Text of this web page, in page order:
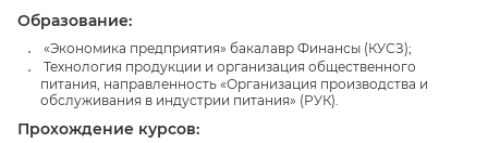
Образование:
«Экономика предприятия» бакалавр Финансы (КУСЗ);
Технология продукции и организация общественного
питания, направленность «Организация производства и
обслуживания в индустрии питания» (РУК).
Прохождение курсов: